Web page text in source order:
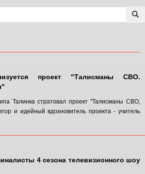
проект "Талисманы СВО.
Талинка стратовал проект "Талисманы СВО,
и идейный вдохновитель проекта - учитель
4 сезона телевизионного шоу